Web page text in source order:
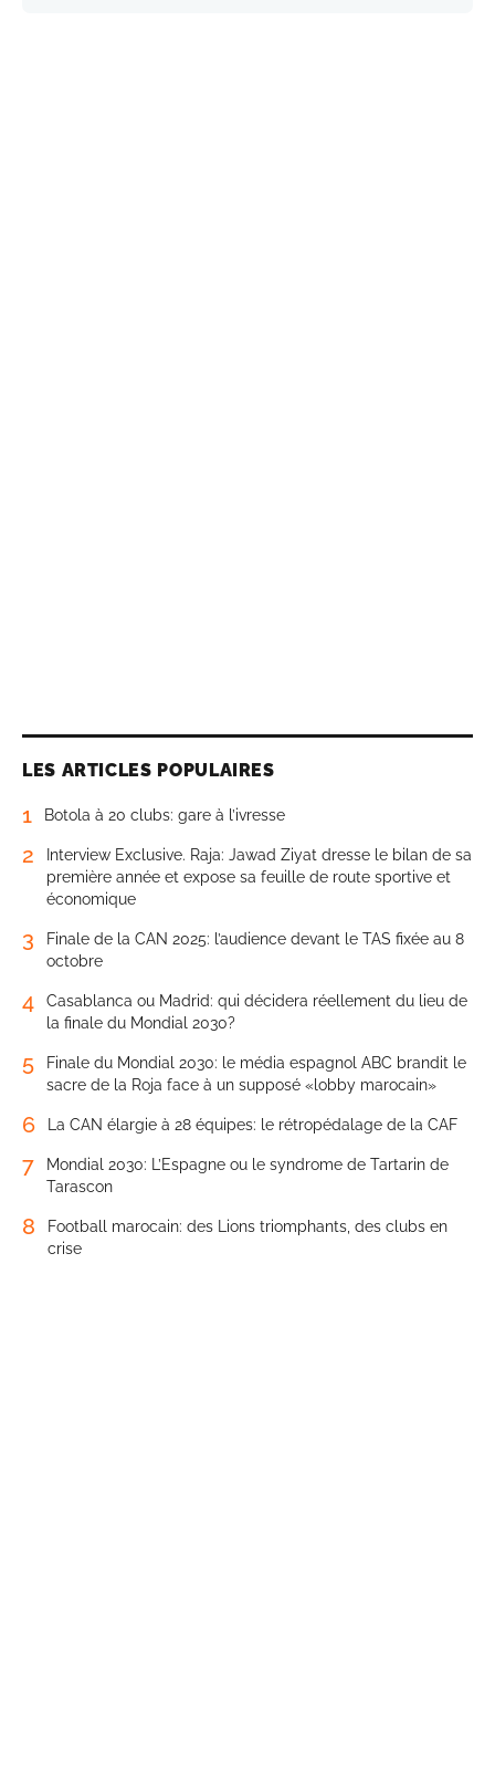
LES ARTICLES POPULAIRES
1 Botola à 20 clubs: gare à l’ivresse
2
Interview Exclusive. Raja: Jawad Ziyat dresse le bilan de sa
première année et expose sa feuille de route sportive et
économique
3
Finale de la CAN 2025: l’audience devant le TAS fixée au 8
octobre
4
Casablanca ou Madrid: qui décidera réellement du lieu de
la finale du Mondial 2030?
5
Finale du Mondial 2030: le média espagnol ABC brandit le
sacre de la Roja face à un supposé «lobby marocain»
6 La CAN élargie à 28 équipes: le rétropédalage de la CAF
7
Mondial 2030: L’Espagne ou le syndrome de Tartarin de
Tarascon
8
Football marocain: des Lions triomphants, des clubs en
crise